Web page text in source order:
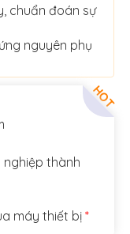
chuẩn đoán sự
nguyên phụ
HOT
nghiệp thành
máy thiết bị*